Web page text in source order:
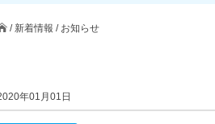
/ 新着情報 / お知らせ
年01月01日